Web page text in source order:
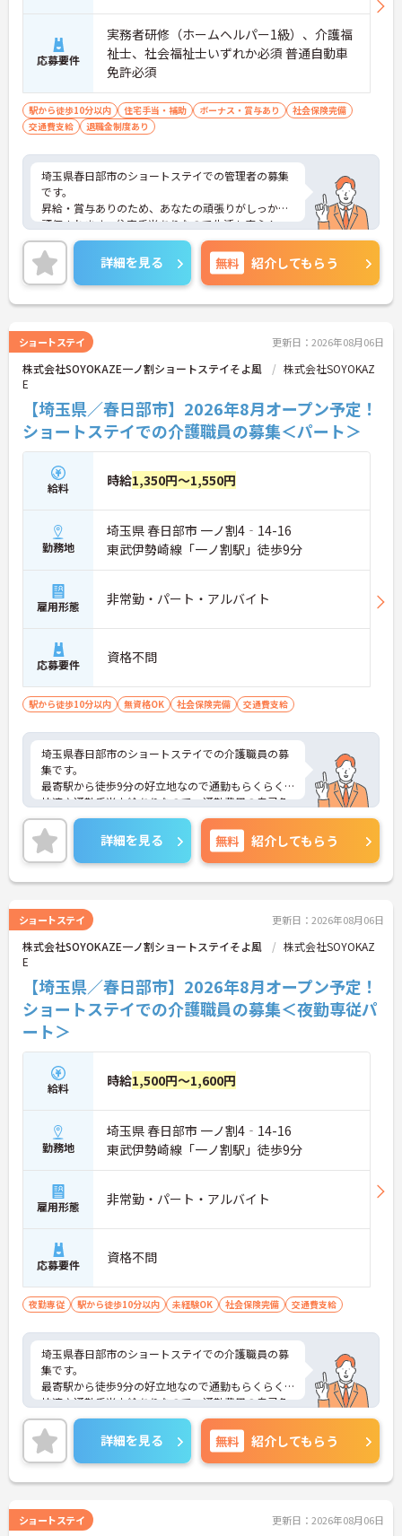
応募要件
実務者研修（ホームヘルパー1級）、介護福
祉士、社会福祉士いずれか必須 普通自動車
免許必須
駅から徒歩10分以内 住宅手当・補助 ボーナス・賞与あり
社会保険完備
交通費支給
退職金制度あり
埼玉県春日部市のショートステイでの管理者の募集
です。
昇給・賞与ありのため、あなたの頑張りがしっかり
評価されます。住宅手当ありなので生活も安心！
ご興味のある方は、面接のポイントをお伝えします
のでお気軽にお問い合せください。
詳細を見る 無料 紹介してもらう
ショートステイ 更新日：2026年08月06日
株式会社SOYOKAZE一ノ割ショートステイそよ風
株式会社SOYOKAZ
E
【埼玉県／春日部市】2026年8月オープン予定！
ショートステイでの介護職員の募集＜パート＞
給料 時給1,350円～1,550円
勤務地
埼玉県 春日部市 一ノ割4‐14-16
東武伊勢崎線「一ノ割駅」徒歩9分
雇用形態 非常勤・パート・アルバイト
応募要件 資格不問
駅から徒歩10分以内 無資格OK 社会保険完備 交通費支給
埼玉県春日部市のショートステイでの介護職員の募
集です。
最寄駅から徒歩9分の好立地なので通勤もらくらく
快適♪通勤手当支給ありなので、通勤費用の自己負
担の心配も不要！
ご興味のある方は、面接のポイントをお伝えします
のでお気軽にお問い合せください。
詳細を見る 無料 紹介してもらう
ショートステイ 更新日：2026年08月06日
株式会社SOYOKAZE一ノ割ショートステイそよ風
株式会社SOYOKAZ
E
【埼玉県／春日部市】2026年8月オープン予定！
ショートステイでの介護職員の募集＜夜勤専従パ
ート＞
給料 時給1,500円～1,600円
勤務地
埼玉県 春日部市 一ノ割4‐14-16
東武伊勢崎線「一ノ割駅」徒歩9分
雇用形態 非常勤・パート・アルバイト
応募要件 資格不問
夜勤専従 駅から徒歩10分以内 未経験OK 社会保険完備 交通費支給
埼玉県春日部市のショートステイでの介護職員の募
集です。
最寄駅から徒歩9分の好立地なので通勤もらくらく
快適♪通勤手当支給ありなので、通勤費用の自己負
担の心配も不要！
ご興味のある方は、面接のポイントをお伝えします
のでお気軽にお問い合せください。
詳細を見る 無料 紹介してもらう
ショートステイ 更新日：2026年08月06日